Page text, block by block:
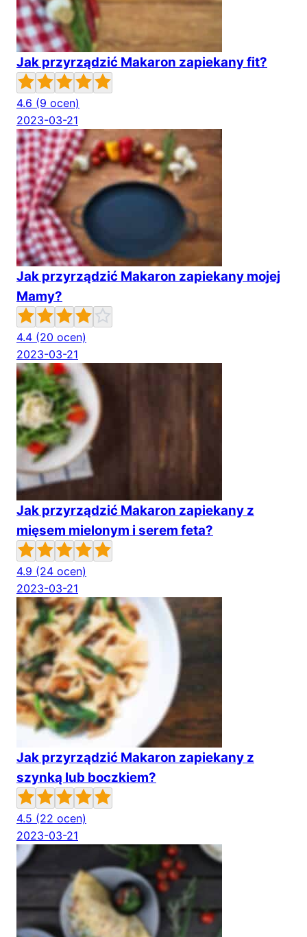
Jak przyrządzić Makaron zapiekany fit?
4.6 (9 ocen)
2023-03-21
Jak przyrządzić Makaron zapiekany mojej
Mamy?
4.4 (20 ocen)
2023-03-21
Jak przyrządzić Makaron zapiekany z
mięsem mielonym i serem feta?
4.9 (24 ocen)
2023-03-21
Jak przyrządzić Makaron zapiekany z
szynką lub boczkiem?
4.5 (22 ocen)
2023-03-21